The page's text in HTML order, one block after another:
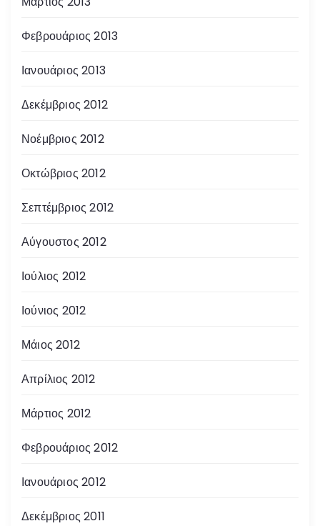
Φεβρουάριος 2013
Ιανουάριος 2013
Δεκέμβριος 2012
Νοέμβριος 2012
Οκτώβριος 2012
Σεπτέμβριος 2012
Αύγουστος 2012
Ιούλιος 2012
Ιούνιος 2012
Μάιος 2012
Απρίλιος 2012
Μάρτιος 2012
Φεβρουάριος 2012
Ιανουάριος 2012
Δεκέμβριος 2011